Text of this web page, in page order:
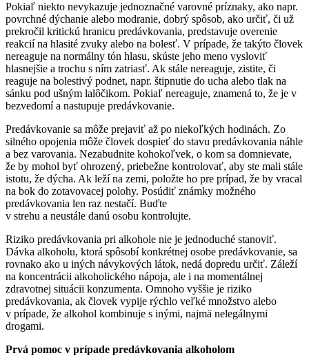
Pokiaľ niekto nevykazuje jednoznačné varovné príznaky, ako napr.
povrchné dýchanie alebo modranie, dobrý spôsob, ako určiť, či už
prekročil kritickú hranicu predávkovania, predstavuje overenie
reakcií na hlasité zvuky alebo na bolesť. V prípade, že takýto človek
nereaguje na normálny tón hlasu, skúste jeho meno vysloviť
hlasnejšie a trochu s ním zatriasť. Ak stále nereaguje, zistite, či
reaguje na bolestivý podnet, napr. štipnutie do ucha alebo tlak na
sánku pod ušným lalôčikom. Pokiaľ nereaguje, znamená to, že je v
bezvedomí a nastupuje predávkovanie.
Predávkovanie sa môže prejaviť až po niekoľkých hodinách. Zo
silného opojenia môže človek dospieť do stavu predávkovania náhle
a bez varovania. Nezabudnite kohokoľvek, o kom sa domnievate,
že by mohol byť ohrozený, priebežne kontrolovať, aby ste mali stále
istotu, že dýcha. Ak leží na zemi, položte ho pre prípad, že by vracal
na bok do zotavovacej polohy. Posúdiť známky možného
predávkovania len raz nestačí. Buďte
v strehu a neustále danú osobu kontrolujte.
Riziko predávkovania pri alkohole nie je jednoduché stanoviť.
Dávka alkoholu, ktorá spôsobí konkrétnej osobe predávkovanie, sa
rovnako ako u iných návykových látok, nedá dopredu určiť. Záleží
na koncentrácii alkoholického nápoja, ale i na momentálnej
zdravotnej situácii konzumenta. Omnoho vyššie je riziko
predávkovania, ak človek vypije rýchlo veľké množstvo alebo
v prípade, že alkohol kombinuje s inými, najmä nelegálnymi
drogami.
Prvá pomoc v prípade predávkovania alkoholom